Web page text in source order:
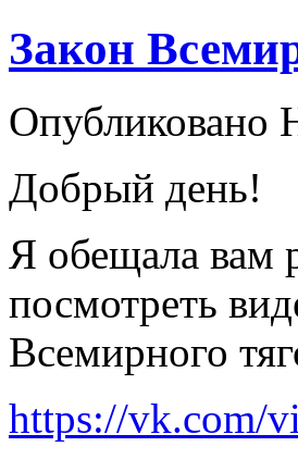
Закон
Опубликовано
Добрый день!
Я обещала вам
посмотреть
Всемирного
https://vk.com/